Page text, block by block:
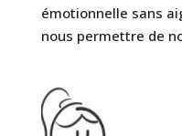
émotionnelle sans
nous permettre de